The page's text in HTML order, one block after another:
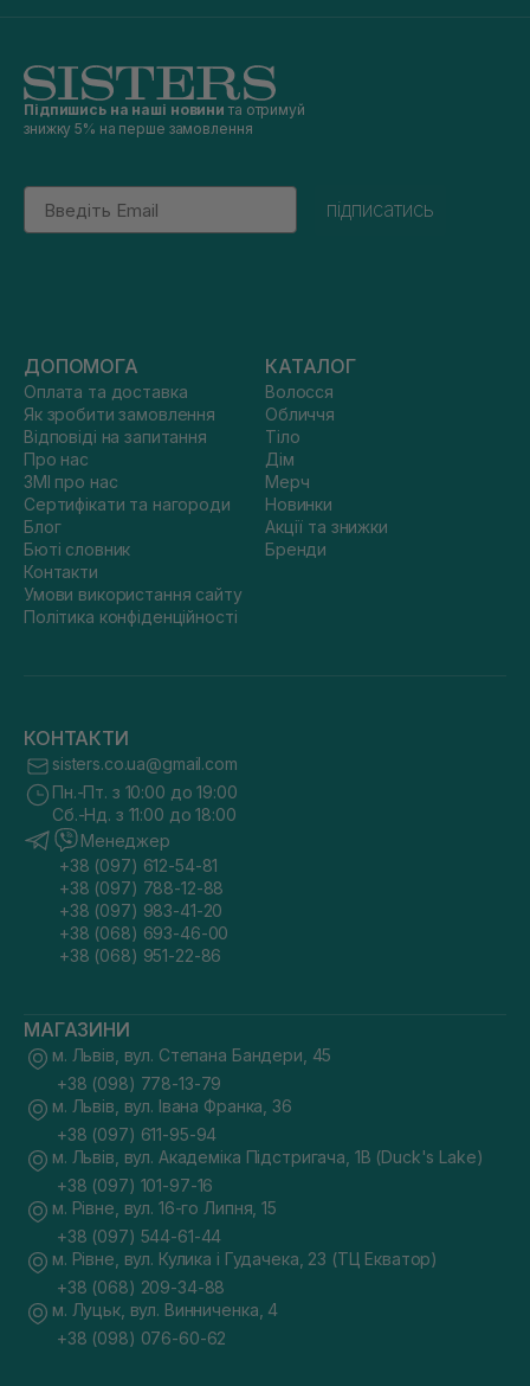
Підпишись на наші новини та отримуй
знижку 5% на перше замовлення
Email
підписатись
ДОПОМОГА
Оплата та доставка
Як зробити замовлення
Відповіді на запитання
Про нас
ЗМІ про нас
Сертифікати та нагороди
Блог
Бюті словник
Контакти
Умови використання сайту
Політика конфіденційності
КАТАЛОГ
Волосся
Обличчя
Тіло
Дім
Мерч
Новинки
Акції та знижки
Бренди
КОНТАКТИ
sisters.co.ua@gmail.com
Пн.-Пт. з 10:00 до 19:00
Сб.-Нд. з 11:00 до 18:00
Менеджер
+38 (097) 612-54-81
+38 (097) 788-12-88
+38 (097) 983-41-20
+38 (068) 693-46-00
+38 (068) 951-22-86
МАГАЗИНИ
м. Львів, вул. Степана Бандери, 45
+38 (098) 778-13-79
м. Львів, вул. Івана Франка, 36
+38 (097) 611-95-94
м. Львів, вул. Академіка Підстригача, 1В (Duck's Lake)
+38 (097) 101-97-16
м. Рівне, вул. 16-го Липня, 15
+38 (097) 544-61-44
м. Рівне, вул. Кулика і Гудачека, 23 (ТЦ Екватор)
+38 (068) 209-34-88
м. Луцьк, вул. Винниченка, 4
+38 (098) 076-60-62